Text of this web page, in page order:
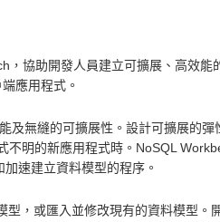
，協助開發人員建立可擴展、高效能
應用程式。
及無縫的可擴展性。設計可擴展的
明的新應用程式時。NoSQL
速建立資料模型的程序。
，或匯入並修改現有的資料模型。